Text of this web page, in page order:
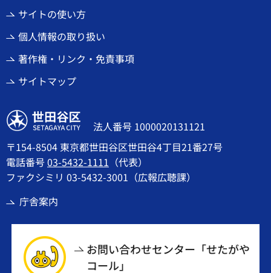
サイトの使い方
個人情報の取り扱い
著作権・リンク・免責事項
サイトマップ
世田谷区
法人番号 1000020131121
〒154-8504 東京都世田谷区世田谷4丁目21番27号
電話番号03-5432-1111 （代表）
ファクシミリ 03-5432-3001（広報広聴課）
庁舎案内
お問い合わせセンター「せたがや
コール」